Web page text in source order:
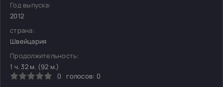
Год выпуска:
2012
страна:
Швейцария
Продолжительность:
1 ч. 32 м. (92 м.)
0
голосов: 0